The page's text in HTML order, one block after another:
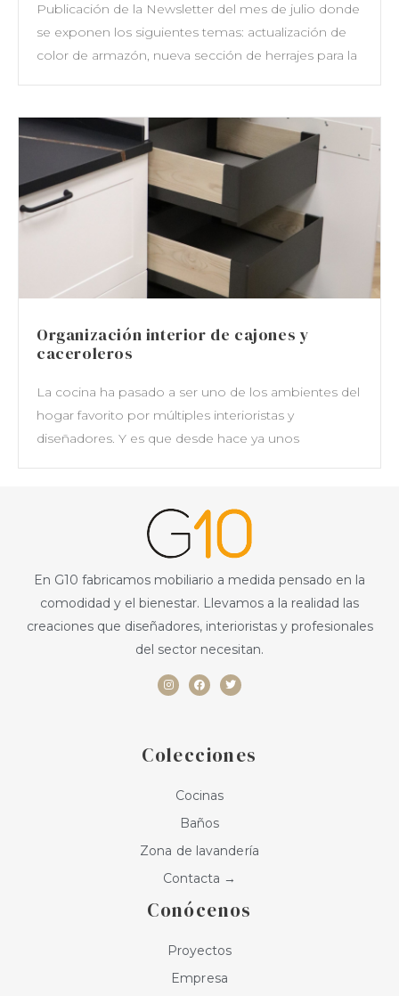
Publicación de la Newsletter del mes de julio donde
se exponen los siguientes temas: actualización de
color de armazón, nueva sección de herrajes para la
Organización interior de cajones y
caceroleros
La cocina ha pasado a ser uno de los ambientes del
hogar favorito por múltiples interioristas y
diseñadores. Y es que desde hace ya unos
En G10 fabricamos mobiliario a medida pensado en la
comodidad y el bienestar. Llevamos a la realidad las
creaciones que diseñadores, interioristas y profesionales
del sector necesitan.
n
s
t
m
a
c
e
w
i
t
Colecciones
Cocinas
Baños
Zona de lavandería
Contacta →
Conócenos
Proyectos
Empresa